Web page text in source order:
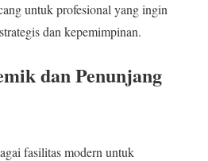
untuk profesional yang ingin
dan kepemimpinan.
dan Penunjang
fasilitas modern untuk